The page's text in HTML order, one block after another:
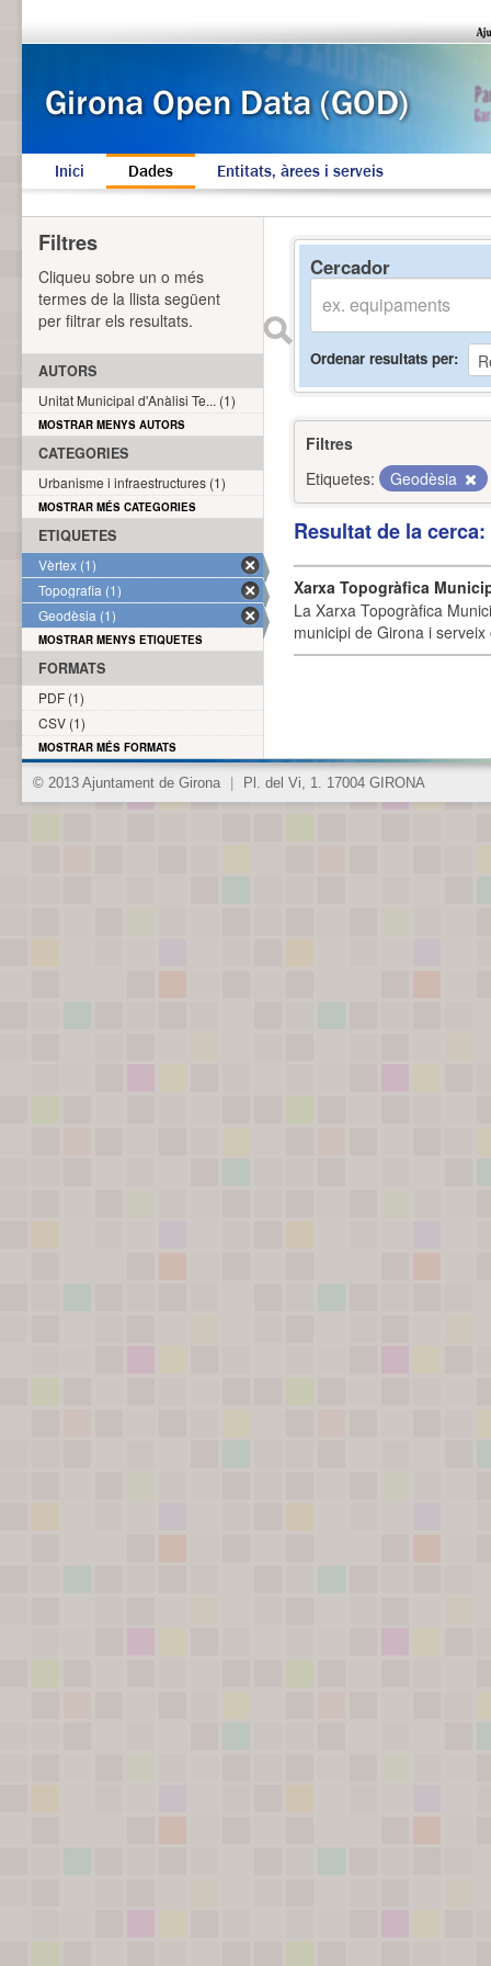
Inici Dades Entitats, àrees i serveis
Cercador
Ordenar resultats per
Filtres
Etiquetes:
Geodèsia
Resultat de la
Xarxa Topogràfica
La Xarxa Topogràfica
municipi de Girona i
Filtres
Cliqueu sobre un o més
termes de la llista següent
per filtrar els resultats.
AUTORS
Unitat Municipal d'Anàlisi Te... (1)
MOSTRAR MENYS AUTORS
CATEGORIES
Urbanisme i infraestructures (1)
MOSTRAR MÉS CATEGORIES
ETIQUETES
Vèrtex (1)
Topografia (1)
Geodèsia (1)
MOSTRAR MENYS ETIQUETES
FORMATS
PDF (1)
CSV (1)
MOSTRAR MÉS FORMATS
© 2013 Ajuntament de Girona Pl. del Vi, 1. 17004 GIRONA